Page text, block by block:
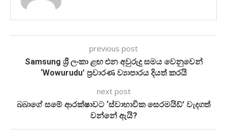
previous post
Samsung ශ්‍රී ලංකා ළඟ එන අවුරුදු සමය වෙනුවෙන්
‘Wowurudu’ ප්‍රචාරණ ව්‍යාපාරය දියත් කරයි
next post
බබාගේ සමේ ආරක්ෂාවට ‘ස්වාභාවික සෙරමයිඩ්’ වැදගත්
වන්නේ ඇයි?